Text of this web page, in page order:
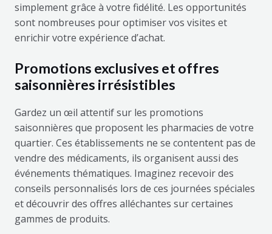
simplement grâce à votre fidélité. Les opportunités
sont nombreuses pour optimiser vos visites et
enrichir votre expérience d’achat.
Promotions exclusives et offres
saisonnières irrésistibles
Gardez un œil attentif sur les promotions
saisonnières que proposent les pharmacies de votre
quartier. Ces établissements ne se contentent pas de
vendre des médicaments, ils organisent aussi des
événements thématiques. Imaginez recevoir des
conseils personnalisés lors de ces journées spéciales
et découvrir des offres alléchantes sur certaines
gammes de produits.